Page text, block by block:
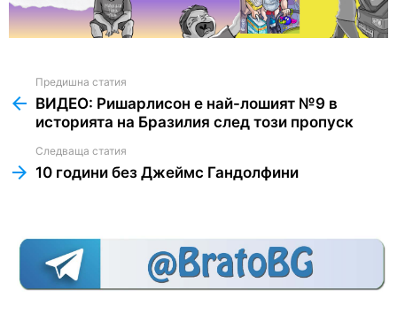
more
Предишна статия
ВИДЕО: Ришарлисон е най-лошият №9 в
историята на Бразилия след този пропуск
Следваща статия
10 години без Джеймс Гандолфини